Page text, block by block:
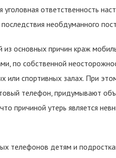
ответственность
необдуманного
основных причин краж
по собственной
или спортивных залах. При
телефон, придумывают
причиной утерь является
телефонов детям и